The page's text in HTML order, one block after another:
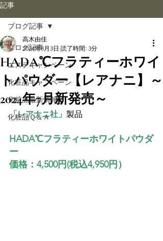
記事
ブログ記事
エステキャンペーン
化粧品キャンペーン
化粧品最新情報
化粧品Ｑ＆Ａ
ブログ記事
HADA℃フラティーホワイ
トパウダー【レアナニ】～
2024年7月新発売～
高木由佳
2024年8月3日 読了時間: 3分
「レアナニ社」
HADA℃フラティーホワイトパウダ
ー
価格：4,500円(税込4,950円）